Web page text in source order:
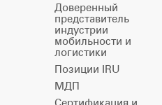
Доверенный
представитель
индустрии
мобильности и
логистики
Позиции IRU
МДП
Сертификация и